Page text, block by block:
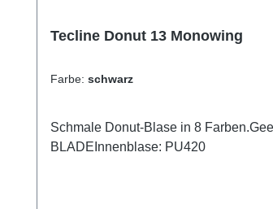
Tecline Donut 13 Monowing
Farbe: schwarz
Schmale Donut-Blase in 8
BLADEInnenblase: PU420